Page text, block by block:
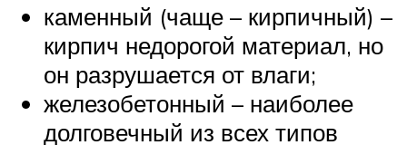
каменный (чаще – кирпичный) –
кирпич недорогой материал, но
он разрушается от влаги;
железобетонный – наиболее
долговечный из всех типов